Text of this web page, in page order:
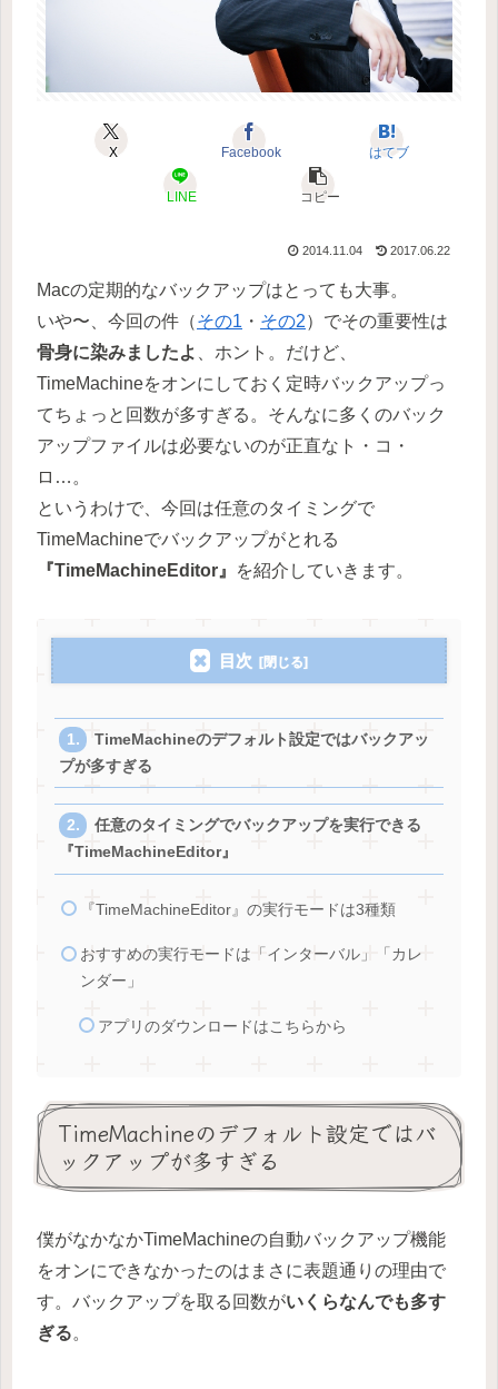
X Facebook はてブ
LINE コピー
2014.11.04 2017.06.22
Macの定期的なバックアップはとっても大事。
いや〜、今回の件（その1 ・ その2）でその重要性は
骨身に染みましたよ
、ホント。だけど、
TimeMachineをオンにしておく定時バックアップっ
てちょっと回数が多すぎる。そんなに多くのバック
アップファイルは必要ないのが正直なト・コ・
ロ…。
というわけで、今回は任意のタイミングで
TimeMachineでバックアップがとれる
『TimeMachineEditor』
を紹介していきます。
目次
TimeMachineのデフォルト設定ではバックアッ
プが多すぎる
任意のタイミングでバックアップを実行できる
『TimeMachineEditor』
『TimeMachineEditor』の実行モードは3種類
おすすめの実行モードは「インターバル」「カレ
ンダー」
アプリのダウンロードはこちらから
TimeMachineのデフォルト設定ではバ
ックアップが多すぎる
僕がなかなかTimeMachineの自動バックアップ機能
をオンにできなかったのはまさに表題通りの理由で
す。バックアップを取る回数がいくらなんでも多す
ぎる。